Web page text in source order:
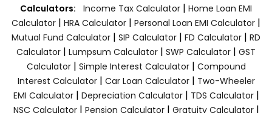
Calculators: Income Tax Calculator | Home Loan EMI
Calculator | HRA Calculator | Personal Loan EMI Calculator |
Mutual Fund Calculator | SIP Calculator | FD Calculator | RD
Calculator | Lumpsum Calculator | SWP Calculator | GST
Calculator| Simple Interest Calculator| Compound
Interest Calculator| Car Loan Calculator| Two-Wheeler
EMI Calculator| Depreciation Calculator| TDS Calculator|
NSC Calculator| Pension Calculator| Gratuity Calculator|